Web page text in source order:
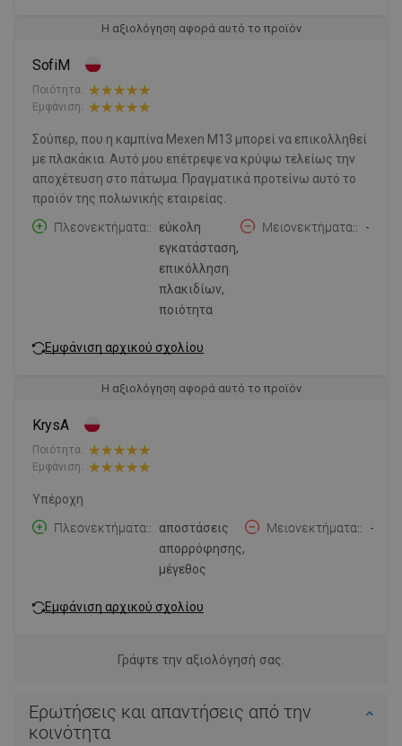
Η αξιολόγηση αφορά αυτό το προϊόν
SofiM
Ποιότητα:
Εμφάνιση:
Σούπερ, που η καμπίνα Mexen M13 μπορεί να επικολληθεί
με πλακάκια. Αυτό μου επέτρεψε να κρύψω τελείως την
αποχέτευση στο πάτωμα. Πραγματικά προτείνω αυτό το
προϊόν της πολωνικής εταιρείας.
Πλεονεκτήματα:
εύκολη
εγκατάσταση,
επικόλληση
πλακιδίων,
ποιότητα
Μειονεκτήματα: -
Εμφάνιση αρχικού σχολίου
Η αξιολόγηση αφορά αυτό το προϊόν
KrysA
Ποιότητα:
Εμφάνιση:
Υπέροχη
Πλεονεκτήματα:
αποστάσεις
απορρόφησης,
μέγεθος
Μειονεκτήματα: -
Εμφάνιση αρχικού σχολίου
Γράψτε την αξιολόγησή σας.
Ερωτήσεις και απαντήσεις από την
κοινότητα